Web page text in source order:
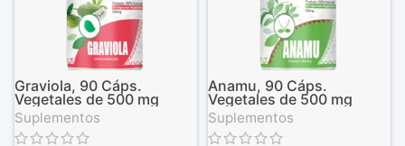
Graviola, 90 Cáps.
Vegetales de 500 mg
Suplementos
Anamu, 90 Cáps.
Vegetales de 500 mg
Suplementos